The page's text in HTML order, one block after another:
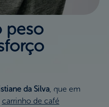
peso
da Silva, que em
carrinho de café